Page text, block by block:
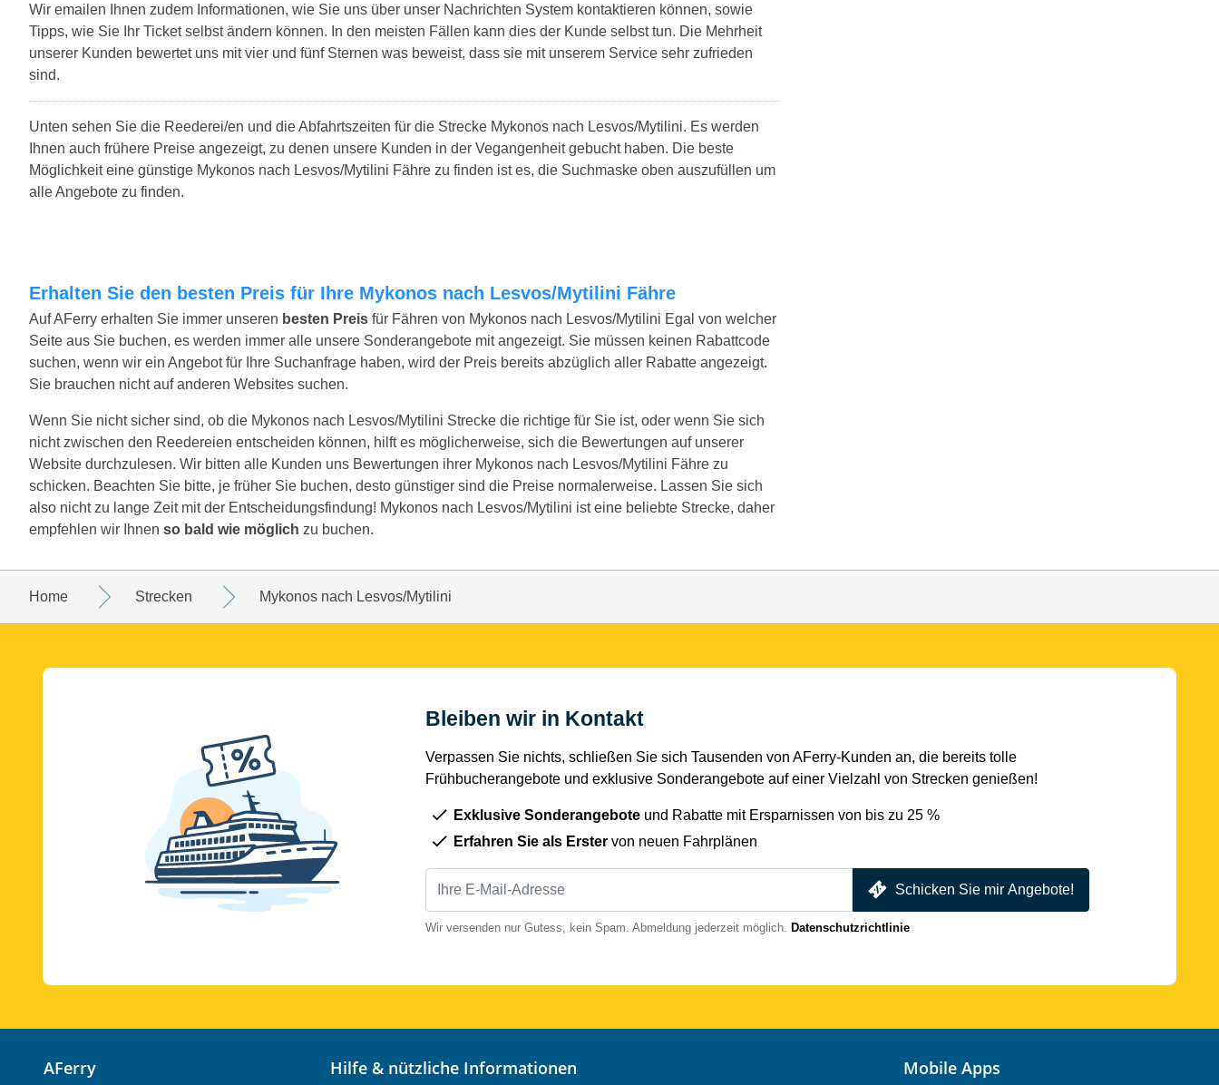
Wir emailen Ihnen zudem Informationen, wie Sie uns über unser Nachrichten System kontaktieren können, sowie
Tipps, wie Sie Ihr Ticket selbst ändern können. In den meisten Fällen kann dies der Kunde selbst tun. Die Mehrheit
unserer Kunden bewertet uns mit vier und fünf Sternen was beweist, dass sie mit unserem Service sehr zufrieden
sind.
Unten sehen Sie die Reederei/en und die Abfahrtszeiten für die Strecke Mykonos nach Lesvos/Mytilini. Es werden
Ihnen auch frühere Preise angezeigt, zu denen unsere Kunden in der Vegangenheit gebucht haben. Die beste
Möglichkeit eine günstige Mykonos nach Lesvos/Mytilini Fähre zu finden ist es, die Suchmaske oben auszufüllen um
alle Angebote zu finden.
Erhalten Sie den besten Preis für Ihre Mykonos nach Lesvos/Mytilini Fähre
Auf AFerry erhalten Sie immer unseren besten Preis für Fähren von Mykonos nach Lesvos/Mytilini Egal von welcher
Seite aus Sie buchen, es werden immer alle unsere Sonderangebote mit angezeigt. Sie müssen keinen Rabattcode
suchen, wenn wir ein Angebot für Ihre Suchanfrage haben, wird der Preis bereits abzüglich aller Rabatte angezeigt.
Sie brauchen nicht auf anderen Websites suchen.
Wenn Sie nicht sicher sind, ob die Mykonos nach Lesvos/Mytilini Strecke die richtige für Sie ist, oder wenn Sie sich
nicht zwischen den Reedereien entscheiden können, hilft es möglicherweise, sich die Bewertungen auf unserer
Website durchzulesen. Wir bitten alle Kunden uns Bewertungen ihrer Mykonos nach Lesvos/Mytilini Fähre zu
schicken. Beachten Sie bitte, je früher Sie buchen, desto günstiger sind die Preise normalerweise. Lassen Sie sich
also nicht zu lange Zeit mit der Entscheidungsfindung! Mykonos nach Lesvos/Mytilini ist eine beliebte Strecke, daher
empfehlen wir Ihnen so bald wie möglich zu buchen.
Home Strecken Mykonos nach Lesvos/Mytilini
Bleiben wir in Kontakt
Verpassen Sie nichts, schließen Sie sich Tausenden von AFerry-Kunden an, die bereits tolle
Frühbucherangebote und exklusive Sonderangebote auf einer Vielzahl von Strecken genießen!
Exklusive Sonderangebote und Rabatte mit Ersparnissen von bis zu 25 %
Erfahren Sie als Erster von neuen Fahrplänen
Schicken Sie mir Angebote!
Wir versenden nur Gutess, kein Spam. Abmeldung jederzeit möglich. Datenschutzrichtlinie
AFerry Hilfe & nützliche Informationen Mobile Apps